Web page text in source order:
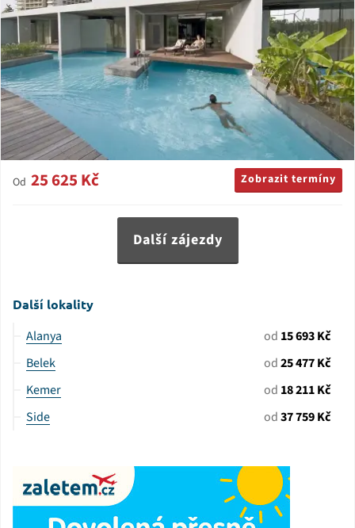
Od 25 625 Kč Zobrazit termíny
Další zájezdy
Další lokality
Alanya od 15 693 Kč
Belek
od25 477 Kč
Kemer
od 18 211 Kč
Side
od37 759 Kč